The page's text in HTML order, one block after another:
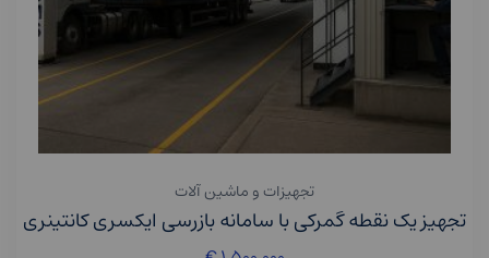
تجهیزات و ماشین آلات
تجهیز یک نقطه گمرکی با سامانه بازرسی ایکسری کانتینری